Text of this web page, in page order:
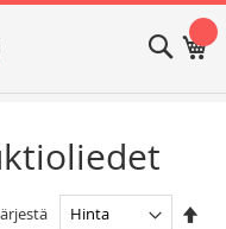
Haku